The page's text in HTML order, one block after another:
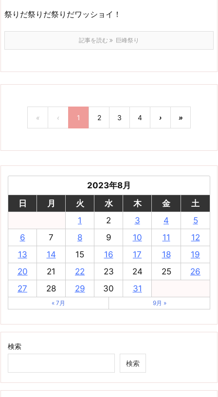
祭りだ祭りだ祭りだワッショイ！
記事を読む 巨峰祭り
« ‹ 1 2 3 4 › »
2023年8月
日
月 火 水 木 金
土
1
2 3 4
5
6
7 8 9 10 11
12
13
14 15 16 17 18
19
20
21 22 23 24 25
26
27
28 29 30 31
« 7月 9月 »
検索
検索